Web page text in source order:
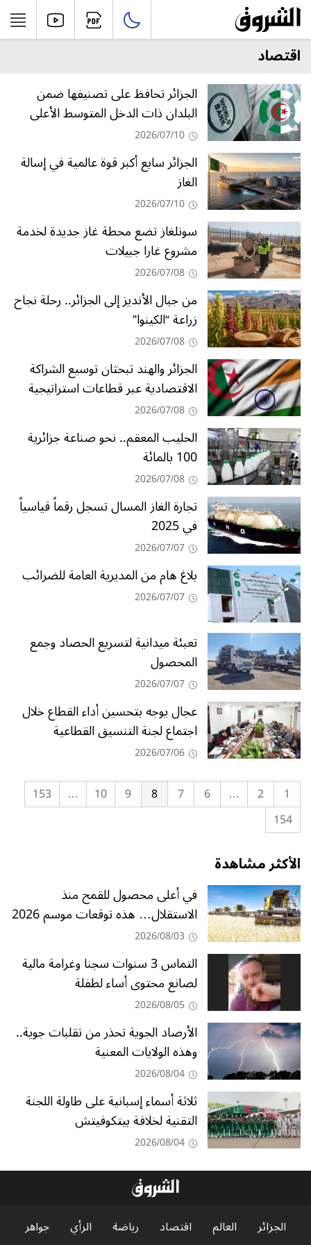
اقتصاد
الجزائر تحافظ على تصنيفها ضمن
البلدان ذات الدخل المتوسط الأعلى
2026/07/10
الجزائر سابع أكبر قوة عالمية في إسالة
الغاز
2026/07/10
سونلغاز تضع محطة غاز جديدة لخدمة
مشروع غارا جبيلات
2026/07/08
من جبال الأنديز إلى الجزائر.. رحلة نجاح
زراعة “الكينوا”
2026/07/08
الجزائر والهند تبحثان توسيع الشراكة
الاقتصادية عبر قطاعات استراتيجية
2026/07/08
الحليب المعقم.. نحو صناعة جزائرية
100 بالمائة
2026/07/08
تجارة الغاز المسال تسجل رقماً قياسياً
في 2025
2026/07/07
بلاغ هام من المديرية العامة للضرائب
2026/07/07
تعبئة ميدانية لتسريع الحصاد وجمع
المحصول
2026/07/07
عجال يوجه بتحسين أداء القطاع خلال
اجتماع لجنة التنسيق القطاعية
2026/07/06
1
2
…
6
7
8
9
10
…
153
154
الأكثر مشاهدة
في أعلى محصول للقمح منذ
الاستقلال… هذه توقعات موسم 2026
2026/08/03
التماس 3 سنوات سجنا وغرامة مالية
لصانع محتوى أساء لطفلة
2026/08/05
الأرصاد الجوية تحذر من تقلبات جوية..
وهذه الولايات المعنية
2026/08/04
ثلاثة أسماء إسبانية على طاولة اللجنة
التقنية لخلافة بيتكوفيتش
2026/08/04
الجزائر العالم اقتصاد رياضة الرأي جواهر